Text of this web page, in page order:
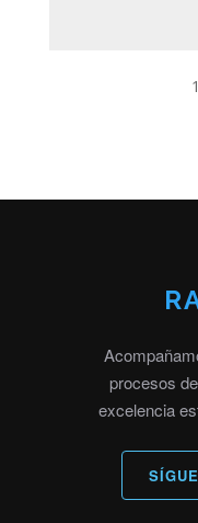
procesos
excelencia